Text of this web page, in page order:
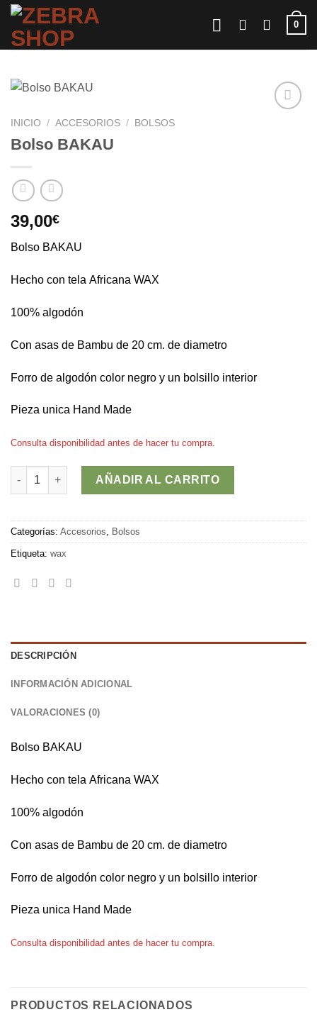
Saltar
contenido
0
INICIO / ACCESORIOS / BOLSOS
Bolso BAKAU
39,00€
Bolso BAKAU
Hecho con tela Africana WAX
100% algodón
Con asas de Bambu de 20 cm. de diametro
Forro de algodón color negro y un bolsillo interior
Pieza unica Hand Made
Consulta disponibilidad antes de hacer tu compra.
Bolso BAKAU cantidad
AÑADIR AL CARRITO
Categorías: Accesorios Bolsos
Etiqueta: wax
DESCRIPCIÓN
INFORMACIÓN ADICIONAL
VALORACIONES (0)
Bolso BAKAU
Hecho con tela Africana WAX
100% algodón
Con asas de Bambu de 20 cm. de diametro
Forro de algodón color negro y un bolsillo interior
Pieza unica Hand Made
Consulta disponibilidad antes de hacer tu compra.
PRODUCTOS RELACIONADOS